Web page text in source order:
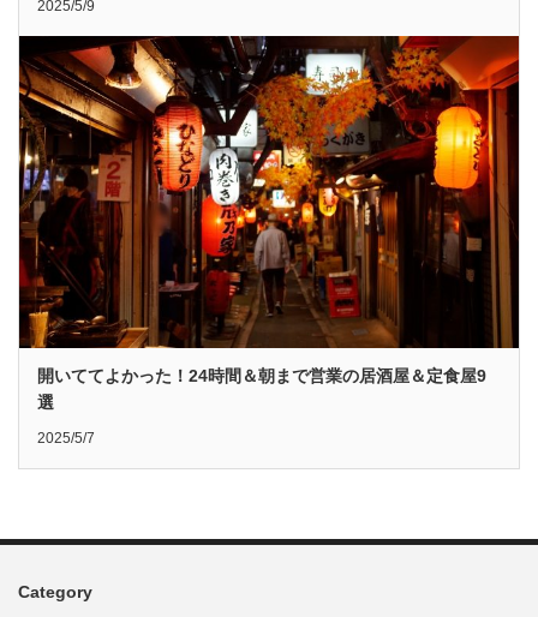
2025/5/9
開いててよかった！24時間＆朝まで営業の居酒屋＆定食屋9
選
2025/5/7
Category